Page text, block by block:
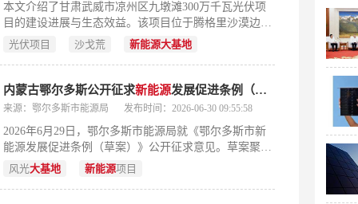
本文介绍了甘肃武威市凉州区九墩滩300万千瓦光伏项
目的建设进展与生态效益。该项目位于腾格里沙漠边缘
荒漠地带，占地约5.85万亩，总投资91亿元，是我国首
通道的配套电源，项目采用“点对网”模式，建成后年发
电量约50亿千瓦时，可替代标准煤150.75万吨，减排二
场地平整与基础施工，计划2026年11月底全容量并网。
项目创新实践“板上发电、板下治沙、板间种植”立体开
发模式，兼顾清洁能源生产与荒漠生态修复。（199
光伏项目 沙戈荒 新能源大基地
内蒙古鄂尔多斯公开征求新能源发展促进条例（草案）
来源：鄂尔多斯市能源局 发布时间：2026-06-30 09:55:58
2026年6月29日，鄂尔多斯市能源局就《鄂尔多斯市新
能源发展促进条例（草案）》公开征求意见。草案聚焦
新能源全产业链发展，明确规范项目开发管理，要求通
风光大基地 新能源项目